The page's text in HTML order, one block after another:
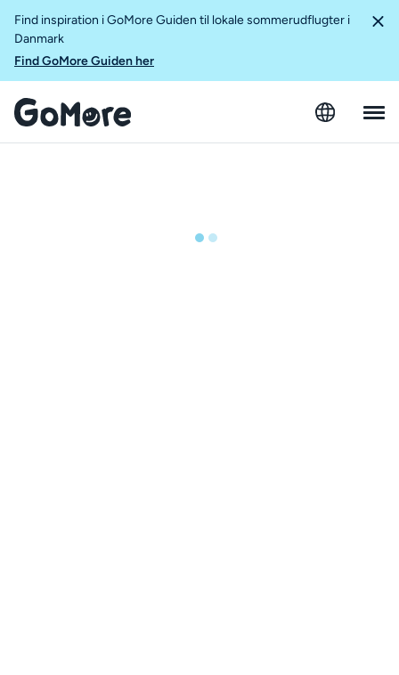
Find inspiration i GoMore Guiden til lokale sommerudflugter i
Danmark
Find GoMore Guiden her